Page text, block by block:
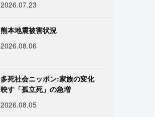
2026.07.23
熊本地震被害状況
2026.08.06
多死社会ニッポン:家族の変化
映す「孤立死」の急増
2026.08.05